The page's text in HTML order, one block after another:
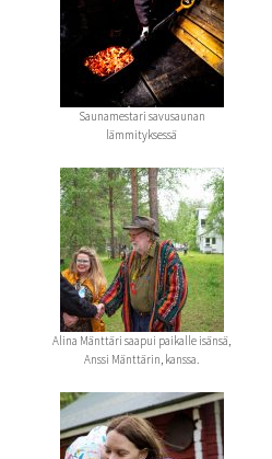
Saunamestari savusaunan
lämmityksessä
Alina Mänttäri saapui paikalle isänsä,
Anssi Mänttärin, kanssa.